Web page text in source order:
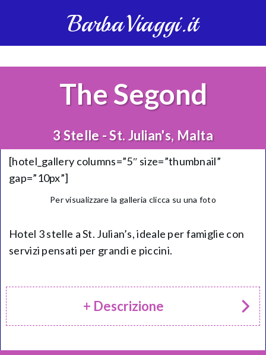
BarbaViaggi.it
The Segond
3 Stelle - St. Julian's, Malta
[hotel_gallery columns=”5″ size=”thumbnail”
gap=”10px”]
Per visualizzare la galleria clicca su una foto
Hotel 3 stelle a St. Julian’s, ideale per famiglie con
servizi pensati per grandi e piccini.
+ Descrizione